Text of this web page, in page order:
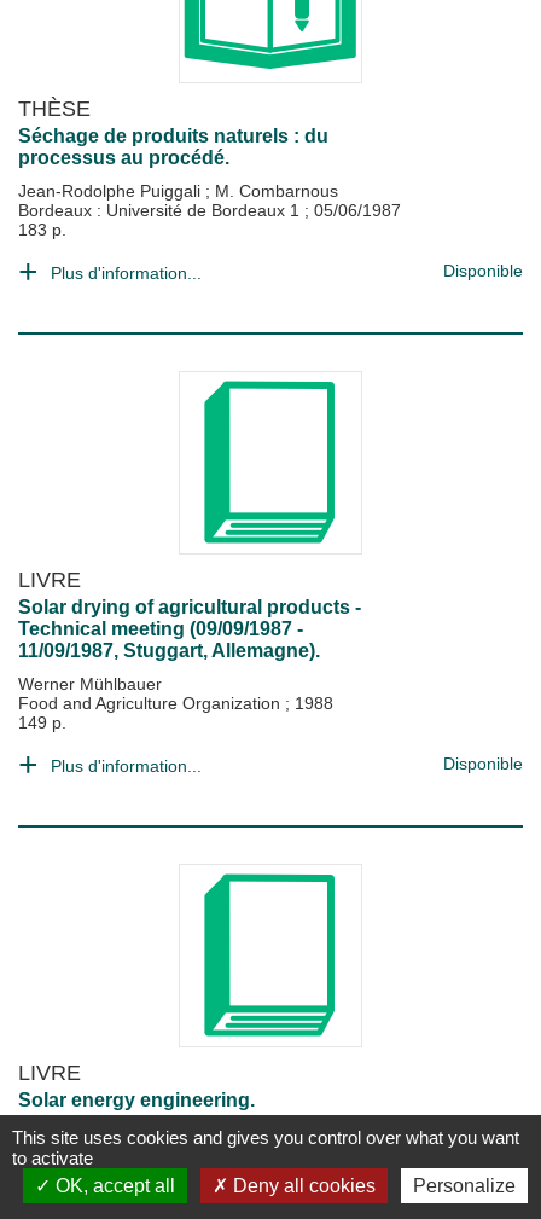
THÈSE
Séchage de produits naturels : du
processus au procédé.
Jean-Rodolphe Puiggali ; M. Combarnous
Bordeaux : Université de Bordeaux 1 ; 05/06/1987
183 p.
Plus d'information... Disponible
LIVRE
Solar drying of agricultural products -
Technical meeting (09/09/1987 -
11/09/1987, Stuggart, Allemagne).
Werner Mühlbauer
Food and Agriculture Organization ; 1988
149 p.
Plus d'information... Disponible
LIVRE
Solar energy engineering.
A.A.M. Sayigh
New York : Academic Press;
1977
506 p.
This site uses cookies and gives you control over what you want
to activate
OK, accept all
Deny all cookies Personalize